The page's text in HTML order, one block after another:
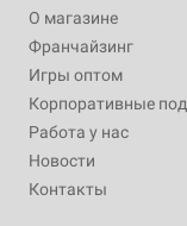
О магазине
Франчайзинг
Игры оптом
Корпоративные
Работа у нас
Новости
Контакты